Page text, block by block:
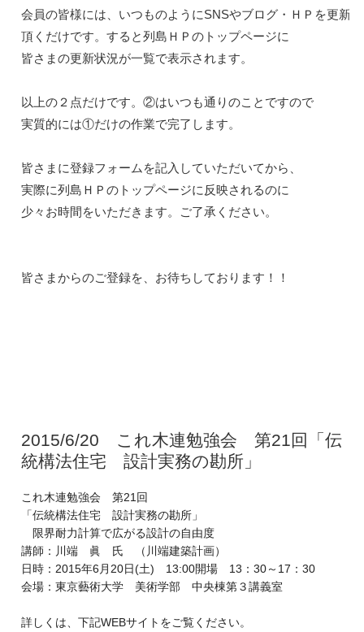
会員の皆様には、いつものようにSNSやブログ・ＨＰを更新
頂くだけです。すると列島ＨＰのトップページに
皆さまの更新状況が一覧で表示されます。
以上の２点だけです。②はいつも通りのことですので
実質的には①だけの作業で完了します。
皆さまに登録フォームを記入していただいてから、
実際に列島ＨＰのトップページに反映されるのに
少々お時間をいただきます。ご了承ください。
2015/6/20 これ木連勉強会 第21回「伝
統構法住宅 設計実務の勘所」
これ木連勉強会 第21回
「伝統構法住宅 設計実務の勘所」
限界耐力計算で広がる設計の自由度
講師：川端 眞 氏 （川端建築計画）
日時：2015年6月20日(土) 13:00開場 13：30～17：30
会場：東京藝術大学 美術学部 中央棟第３講義室
詳しくは、下記WEBサイトをご覧ください。